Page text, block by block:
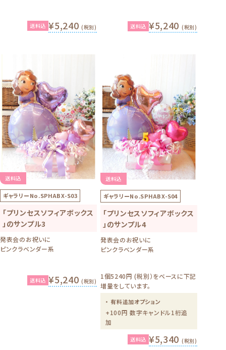
送料込 ¥5,240(税別) 送料込 ¥5,240 (税別)
送料込
ギャラリーNo.SPHABX-S03
「プリンセスソフィアボックス
」のサンプル3
発表会のお祝いに
ピンクラベンダー系
送料込 ¥5,240(税別)
送料込
ギャラリーNo.SPHABX-S04
「プリンセスソフィアボックス
」のサンプル4
発表会のお祝いに
ピンクラベンダー系
1個5240円 (税別）をベースに下記
増量をしています。
・ 有料追加オプション
+100円 数字キャンドル1桁追
加
送料込 ¥5,340 (税別)